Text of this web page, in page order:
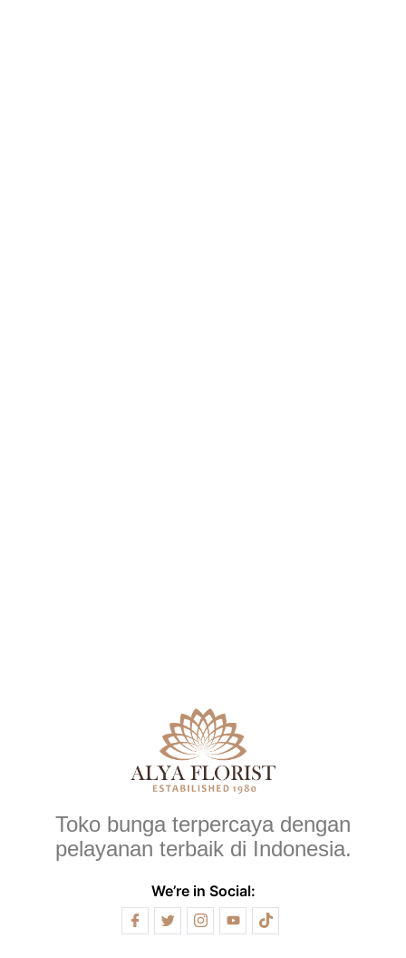
Toko bunga terpercaya dengan
pelayanan terbaik di Indonesia.
We’re in Social: